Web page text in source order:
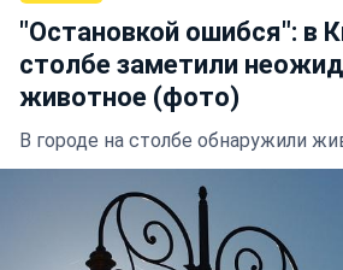
"Остановкой ошибся": в
столбе заметили
животное (фото)
В городе на столбе обнаружили